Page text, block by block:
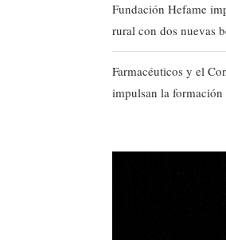
Fundación Hefame
rural con dos nuevas
Farmacéuticos y el
impulsan la